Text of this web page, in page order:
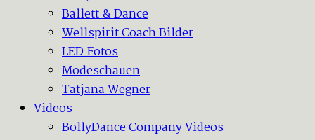
Ballett & Dance
Wellspirit Coach Bilder
LED Fotos
Modeschauen
Tatjana Wegner
Videos
BollyDance Company Videos